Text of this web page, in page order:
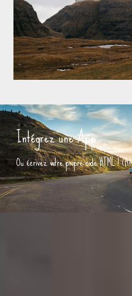
Intégrez une App
Ou écrivez votre propre code HTML !